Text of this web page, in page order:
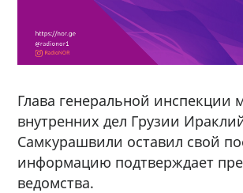
Глава генеральной инспекции
внутренних дел Грузии
Самкурашвили оставил свой
информацию подтверждает
ведомства.